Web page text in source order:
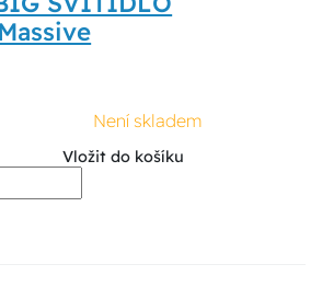
Není skladem
Vložit do košíku